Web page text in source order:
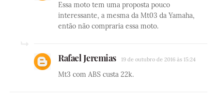
Essa moto tem uma proposta pouco
interessante, a mesma da Mt03 da Yamaha,
então não compraria essa moto.
Rafael Jeremias 19 de outubro de 2016 às 15:24
Mt3 com ABS custa 22k.